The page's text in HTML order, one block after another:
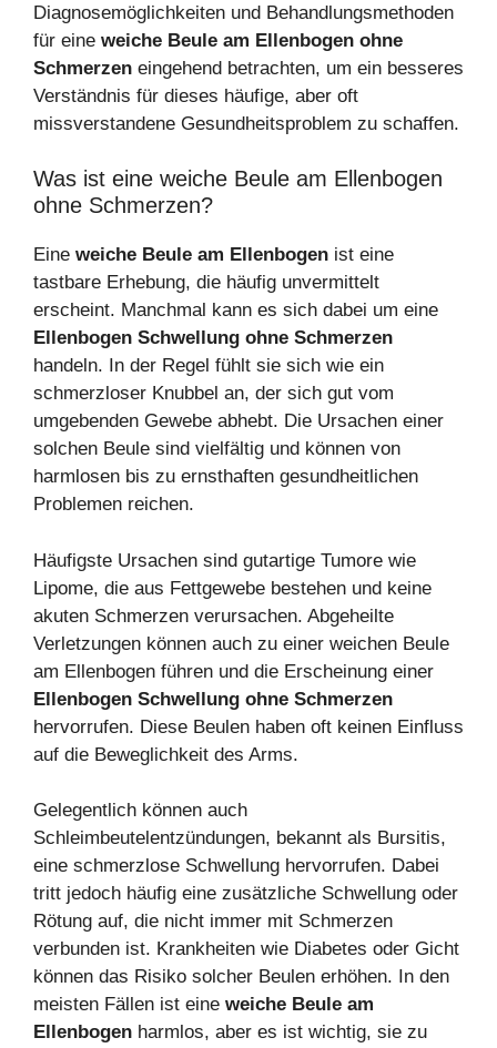
Diagnosemöglichkeiten und Behandlungsmethoden
für eine weiche Beule am Ellenbogen ohne
Schmerzen eingehend betrachten, um ein besseres
Verständnis für dieses häufige, aber oft
missverstandene Gesundheitsproblem zu schaffen.
Was ist eine weiche Beule am Ellenbogen
ohne Schmerzen?
Eine weiche Beule am Ellenbogen ist eine
tastbare Erhebung, die häufig unvermittelt
erscheint. Manchmal kann es sich dabei um eine
Ellenbogen Schwellung ohne Schmerzen
handeln. In der Regel fühlt sie sich wie ein
schmerzloser Knubbel an, der sich gut vom
umgebenden Gewebe abhebt. Die Ursachen einer
solchen Beule sind vielfältig und können von
harmlosen bis zu ernsthaften gesundheitlichen
Problemen reichen.
Häufigste Ursachen sind gutartige Tumore wie
Lipome, die aus Fettgewebe bestehen und keine
akuten Schmerzen verursachen. Abgeheilte
Verletzungen können auch zu einer weichen Beule
am Ellenbogen führen und die Erscheinung einer
Ellenbogen Schwellung ohne Schmerzen
hervorrufen. Diese Beulen haben oft keinen Einfluss
auf die Beweglichkeit des Arms.
Gelegentlich können auch
Schleimbeutelentzündungen, bekannt als Bursitis,
eine schmerzlose Schwellung hervorrufen. Dabei
tritt jedoch häufig eine zusätzliche Schwellung oder
Rötung auf, die nicht immer mit Schmerzen
verbunden ist. Krankheiten wie Diabetes oder Gicht
können das Risiko solcher Beulen erhöhen. In den
meisten Fällen ist eine weiche Beule am
Ellenbogen harmlos, aber es ist wichtig, sie zu